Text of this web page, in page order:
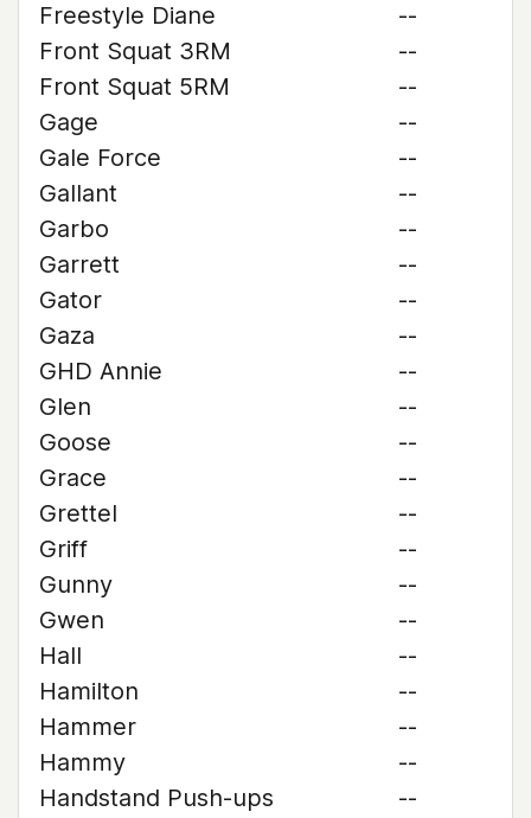
Freestyle Diane
--
Front Squat 3RM
--
Front Squat 5RM
--
Gage
--
Gale Force
--
Gallant
--
Garbo
--
Garrett
--
Gator
--
Gaza
--
GHD Annie
--
Glen
--
Goose
--
Grace
--
Grettel
--
Griff
--
Gunny
--
Gwen
--
Hall
--
Hamilton
--
Hammer
--
Hammy
--
Handstand Push-ups
--